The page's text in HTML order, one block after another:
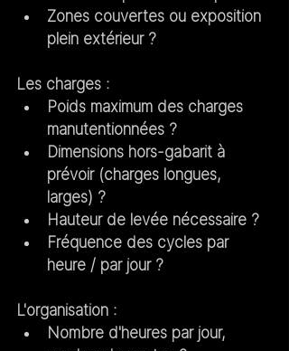
Zones couvertes ou exposition
plein extérieur ?
Les charges :
Poids maximum des charges
manutentionnées ?
Dimensions hors-gabarit à
prévoir (charges longues,
larges) ?
Hauteur de levée nécessaire ?
Fréquence des cycles par
heure / par jour ?
L'organisation :
Nombre d'heures par jour,